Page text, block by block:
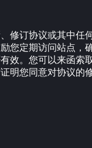
修订协议或其中任
您定期访问站点，
效。您可以来函索
明您同意对协议的修